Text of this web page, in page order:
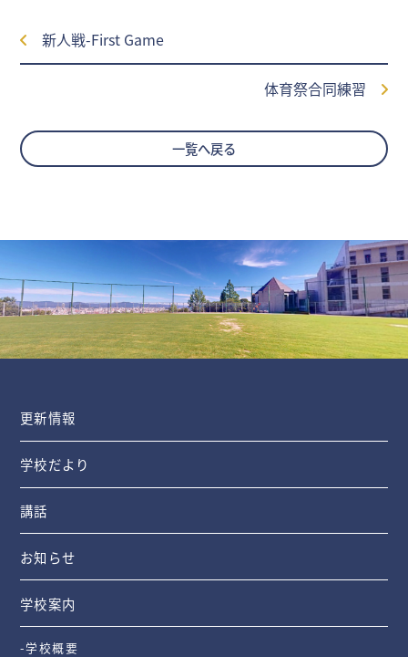
新人戦-First Game
体育祭合同練習
一覧へ戻る
更新情報
学校だより
講話
お知らせ
学校案内
-学校概要